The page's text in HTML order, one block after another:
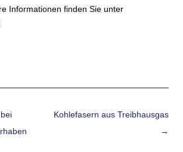
Informationen finden Sie unter
Kohlefasern aus Treibhausgas
→